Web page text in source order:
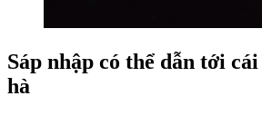
Sáp nhập có thể dẫn tới
hà